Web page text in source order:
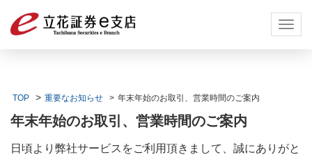
TOP 重要なお知らせ 年末年始のお取引、営業時間のご案内
年末年始のお取引、営業時間のご案内
日頃より弊社サービスをご利用頂きまして、誠にありがと